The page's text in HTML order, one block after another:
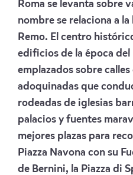
Roma se levanta sobre
nombre se relaciona a
Remo. El centro
edificios de la época
emplazados sobre calles
adoquinadas que
rodeadas de iglesias
palacios y fuentes
mejores plazas para
Piazza Navona con su
de Bernini, la Piazza di